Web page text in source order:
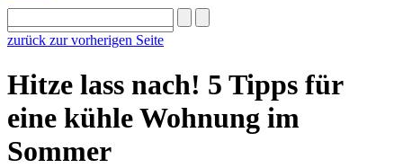
zurück zur vorherigen Seite
Hitze lass nach! 5 Tipps für
eine kühle Wohnung im
Sommer